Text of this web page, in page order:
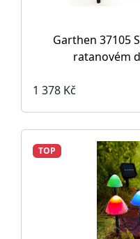
Garthen 37105
ratanovém
1 378 Kč
TOP